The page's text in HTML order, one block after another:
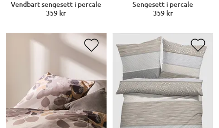
Vendbart sengesett i percale
359 kr
Sengesett i percale
359 kr